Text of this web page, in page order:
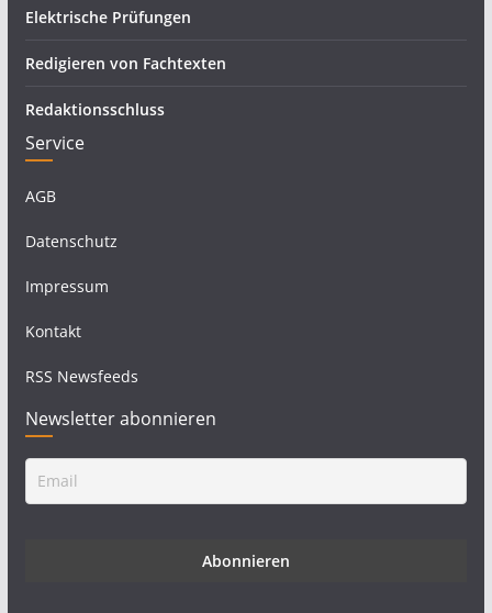
Elektrische Prüfungen
Redigieren von Fachtexten
Redaktionsschluss
Service
AGB
Datenschutz
Impressum
Kontakt
RSS Newsfeeds
Newsletter abonnieren